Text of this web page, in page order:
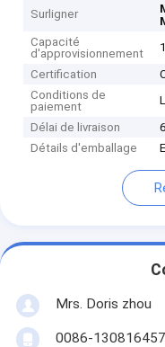
Surligner
Capacité
d'approvisionnement
Certification
Conditions de
paiement
Délai de livraison
Détails d'emballage
Mrs. Doris zhou
0086-